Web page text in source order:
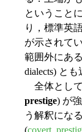
ということ
り，標準英
が示されて
範囲外にあ
dialects) と
全体とし
prestige) が
う解釈にな